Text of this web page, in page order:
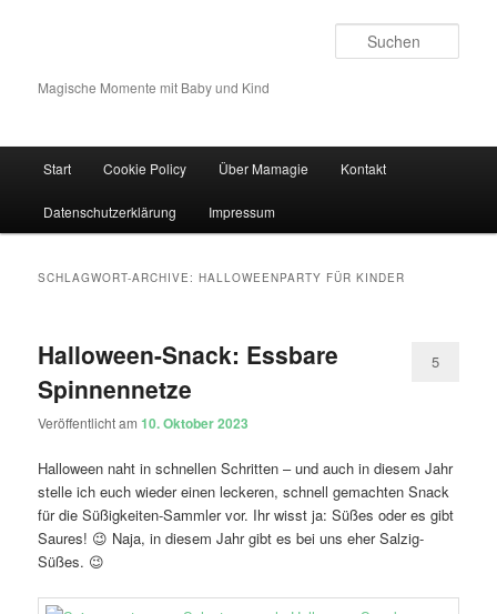
Magische Momente mit Baby und Kind
Zum Inhalt wechseln
Zum sekundären Inhalt wechseln
Start Cookie Policy Über Mamagie Kontakt
Datenschutzerklärung Impressum
SCHLAGWORT-ARCHIVE:HALLOWEENPARTY FÜR KINDER
Halloween-Snack: Essbare
Spinnennetze
Veröffentlicht am10. Oktober 2023
5
Halloween naht in schnellen Schritten – und auch in diesem Jahr
stelle ich euch wieder einen leckeren, schnell gemachten Snack
für die Süßigkeiten-Sammler vor. Ihr wisst ja: Süßes oder es gibt
Saures! 😉 Naja, in diesem Jahr gibt es bei uns eher Salzig-
Süßes. 😉